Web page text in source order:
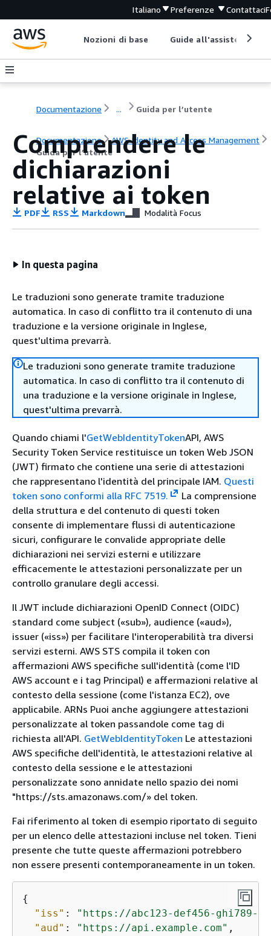
Italiano Preferenze Contattaci
Nozioni di base Guide all'assistenza
Documentazione ... Guida per l’utente
Documentazione
AWS Identity and Access Management
Guida per l’utente
Comprendere le
dichiarazioni
relative ai token
PDF RSS Markdown Modalità Focus
In questa pagina
Le traduzioni sono generate tramite traduzione
automatica. In caso di conflitto tra il contenuto di una
traduzione e la versione originale in Inglese,
quest'ultima prevarrà.
Le traduzioni sono generate tramite traduzione
automatica. In caso di conflitto tra il contenuto di
una traduzione e la versione originale in Inglese,
quest'ultima prevarrà.
Quando chiami l'GetWebIdentityTokenAPI, AWS
Security Token Service restituisce un token Web JSON
(JWT) firmato che contiene una serie di attestazioni
che rappresentano l'identità del principale IAM. Questi
token sono conformi alla RFC 7519.
La comprensione
della struttura e del contenuto di questi token
consente di implementare flussi di autenticazione
sicuri, configurare le convalide appropriate delle
dichiarazioni nei servizi esterni e utilizzare
efficacemente le attestazioni personalizzate per un
controllo granulare degli accessi.
Il JWT include dichiarazioni OpenID Connect (OIDC)
standard come subject («sub»), audience («aud»),
issuer («iss») per facilitare l'interoperabilità tra diversi
servizi esterni. AWS STS compila il token con
affermazioni AWS specifiche sull'identità (come l'ID
AWS account e i tag Principal) e affermazioni relative al
contesto della sessione (come l'istanza EC2), ove
applicabile. ARNs Puoi anche aggiungere attestazioni
personalizzate al token passandole come tag di
richiesta all'API. GetWebIdentityToken Le attestazioni
AWS specifiche dell'identità, le attestazioni relative al
contesto della sessione e le attestazioni
personalizzate sono annidate nello spazio dei nomi
"https://sts.amazonaws.com/» del token.
Fai riferimento al token di esempio riportato di seguito
per un elenco delle attestazioni incluse nel token. Tieni
presente che tutte queste affermazioni potrebbero
non essere presenti contemporaneamente in un token.
{
"iss" :
"https://abc123-def456-ghi789-
"aud" : "https://api.example.com" ,